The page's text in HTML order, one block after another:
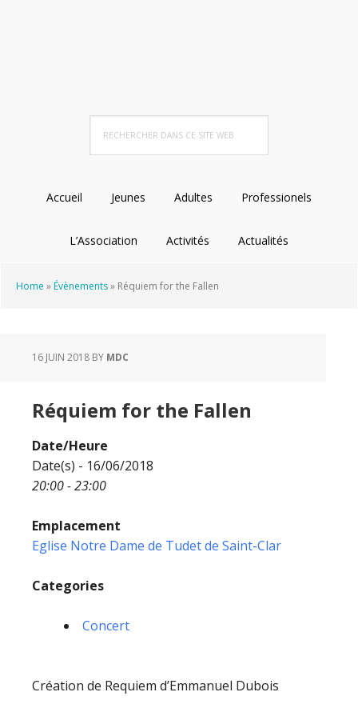
dans
Web
Accueil Jeunes Adultes Professionels
L’Association Activités Actualités
Home » Évènements» Réquiem for the Fallen
16 JUIN 2018 BY MDC
Réquiem for the Fallen
Date/Heure
Date(s) - 16/06/2018
20:00 - 23:00
Emplacement
Eglise Notre Dame de Tudet de Saint-Clar
Categories
Concert
Création de Requiem d’Emmanuel Dubois